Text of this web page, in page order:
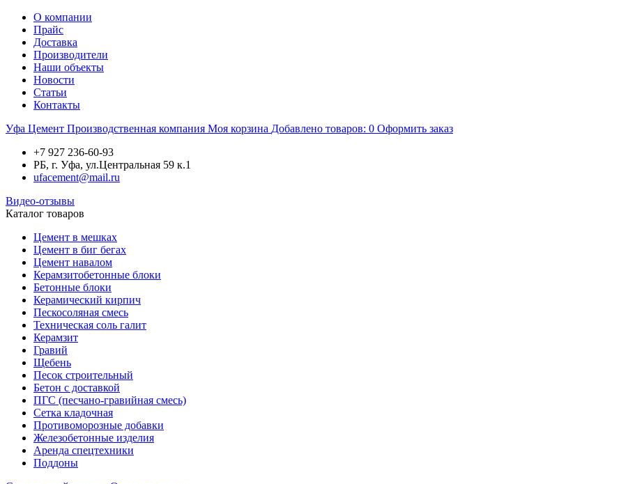
О компании
Прайс
Доставка
Производители
Наши объекты
Новости
Статьи
Контакты
Уфа Цемент Производственная компания Моя корзина Добавлено товаров: 0 Оформить заказ
+7 927 236-60-93
РБ, г. Уфа, ул.Центральная 59 к.1
ufacement@mail.ru
Видео-отзывы
Каталог товаров
Цемент в мешках
Цемент в биг бегах
Цемент навалом
Керамзитобетонные блоки
Бетонные блоки
Керамический кирпич
Пескосоляная смесь
Техническая соль галит
Керамзит
Гравий
Щебень
Песок строительный
Бетон с доставкой
ПГС (песчано-гравийная смесь)
Сетка кладочная
Противоморозные добавки
Железобетонные изделия
Аренда спецтехники
Поддоны